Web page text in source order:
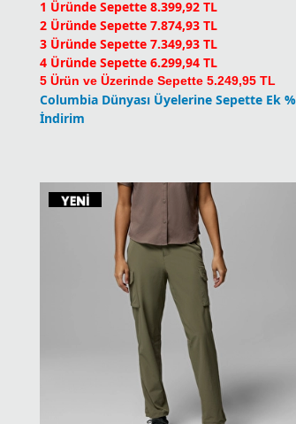
5 Ürün ve Üzerinde Sepette 5.249,95 TL
Columbia Dünyası Üyelerine Sepette Ek %5
İndirim